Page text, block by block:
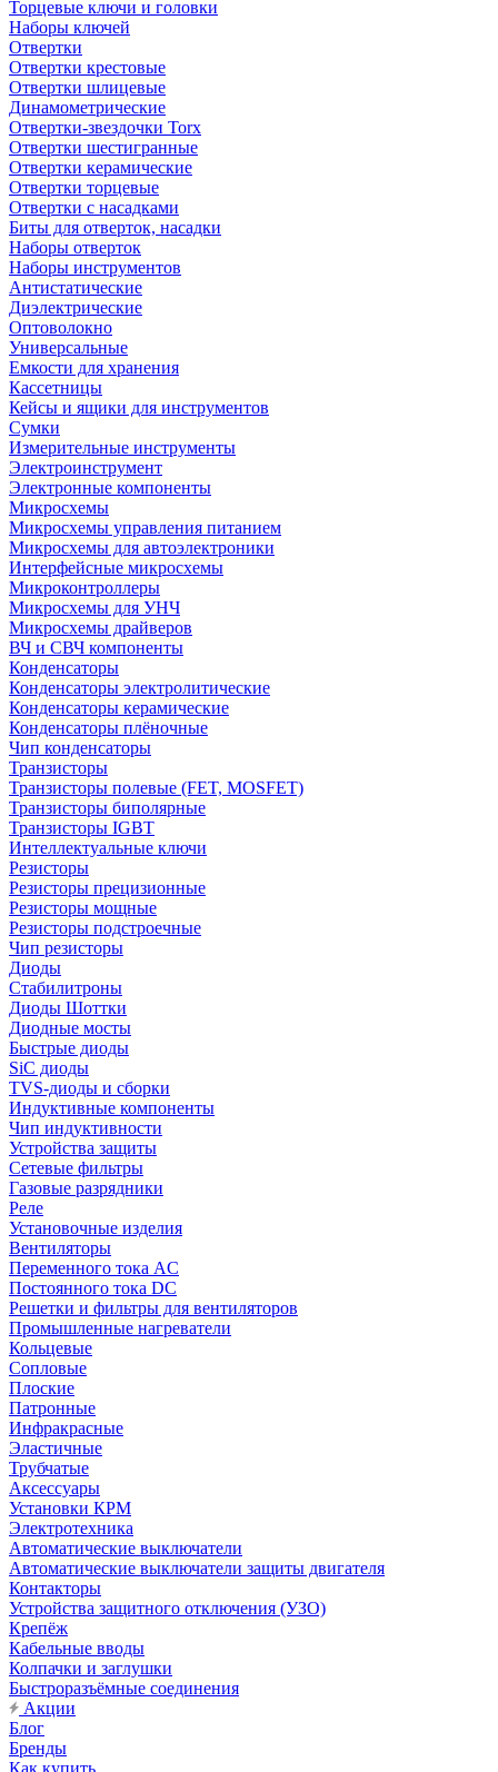
Торцевые ключи и головки
Наборы ключей
Отвертки
Отвертки крестовые
Отвертки шлицевые
Динамометрические
Отвертки-звездочки Torx
Отвертки шестигранные
Отвертки керамические
Отвертки торцевые
Отвертки с насадками
Биты для отверток, насадки
Наборы отверток
Наборы инструментов
Антистатические
Диэлектрические
Оптоволокно
Универсальные
Емкости для хранения
Кассетницы
Кейсы и ящики для инструментов
Сумки
Измерительные инструменты
Электроинструмент
Электронные компоненты
Микросхемы
Микросхемы управления питанием
Микросхемы для автоэлектроники
Интерфейсные микросхемы
Микроконтроллеры
Микросхемы для УНЧ
Микросхемы драйверов
ВЧ и СВЧ компоненты
Конденсаторы
Конденсаторы электролитические
Конденсаторы керамические
Конденсаторы плёночные
Чип конденсаторы
Транзисторы
Транзисторы полевые (FET, MOSFET)
Транзисторы биполярные
Транзисторы IGBT
Интеллектуальные ключи
Резисторы
Резисторы прецизионные
Резисторы мощные
Резисторы подстроечные
Чип резисторы
Диоды
Стабилитроны
Диоды Шоттки
Диодные мосты
Быстрые диоды
SiC диоды
TVS-диоды и сборки
Индуктивные компоненты
Чип индуктивности
Устройства защиты
Сетевые фильтры
Газовые разрядники
Реле
Установочные изделия
Вентиляторы
Переменного тока AC
Постоянного тока DC
Решетки и фильтры для вентиляторов
Промышленные нагреватели
Кольцевые
Сопловые
Плоские
Патронные
Инфракрасные
Эластичные
Трубчатые
Аксессуары
Установки КРМ
Электротехника
Автоматические выключатели
Автоматические выключатели защиты двигателя
Контакторы
Устройства защитного отключения (УЗО)
Крепёж
Кабельные вводы
Колпачки и заглушки
Быстроразъёмные соединения
Акции
Блог
Бренды
Как купить